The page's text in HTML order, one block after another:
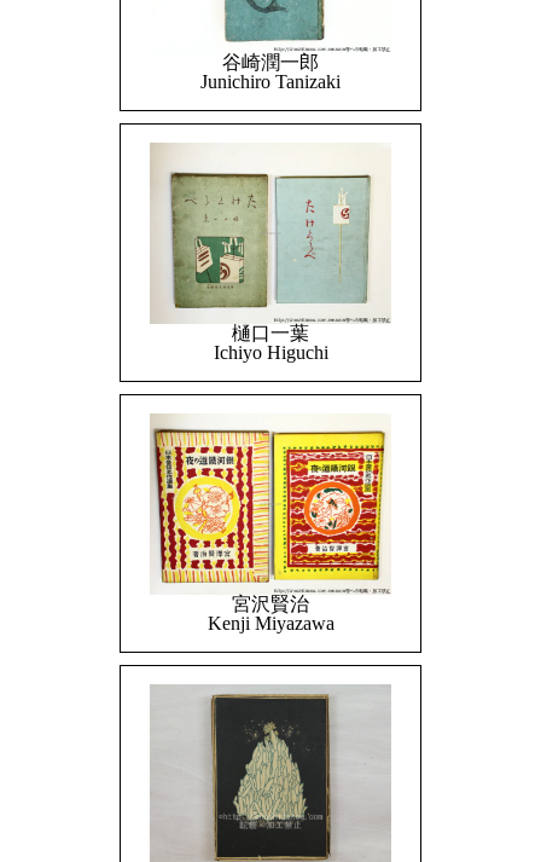
谷崎潤一郎
Junichiro Tanizaki
樋口一葉
Ichiyo Higuchi
宮沢賢治
Kenji Miyazawa